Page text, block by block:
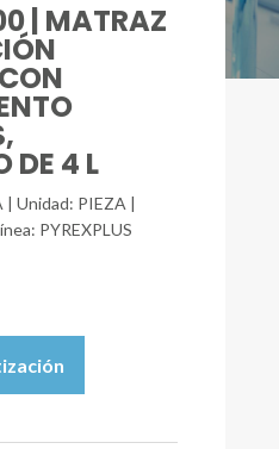
| MATRAZ
DE 4 L
Unidad: PIEZA |
PYREXPLUS